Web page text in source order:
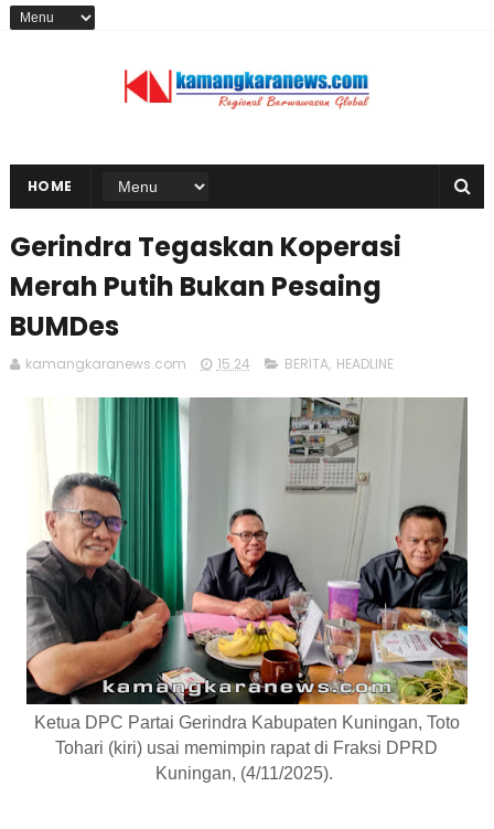
HOME
Gerindra Tegaskan Koperasi
Merah Putih Bukan Pesaing
BUMDes
kamangkaranews.com 15.24 BERITA, HEADLINE
Ketua DPC Partai Gerindra Kabupaten Kuningan, Toto
Tohari (kiri) usai memimpin rapat di Fraksi DPRD
Kuningan, (4/11/2025).